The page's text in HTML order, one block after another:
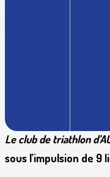
Le club de triathlon
sous l’impulsion de 9